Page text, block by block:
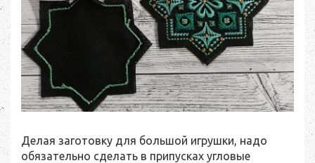
Делая заготовку для большой игрушки, надо
обязательно сделать в припусках угловые